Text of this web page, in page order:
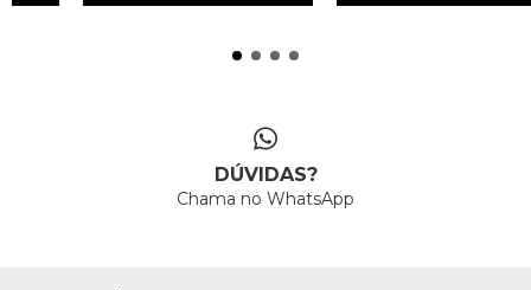
DÚVIDAS?
Chama no WhatsApp